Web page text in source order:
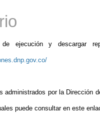
ejecución y descargar
administrados por la
puede consultar en este